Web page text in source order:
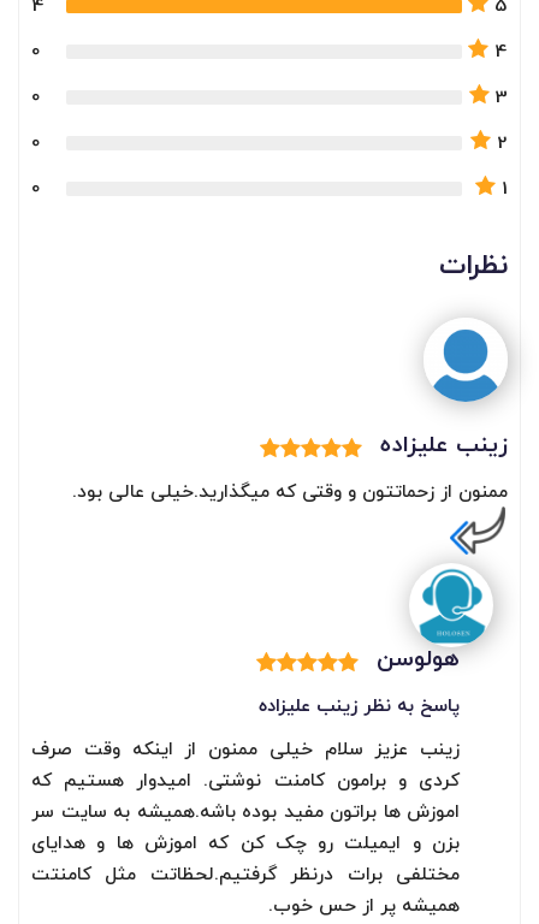
4
0
3
0
2
0
1
0
نظرات
زینب علیزاده
ممنون از زحماتتون و وقتی که میگذارید.خیلی عالی بود.
هولوسن
پاسخ به نظر زینب علیزاده
زینب عزیز سلام خیلی ممنون از اینکه وقت صرف
کردی و برامون کامنت نوشتی. امیدوار هستیم که
اموزش ها براتون مفید بوده باشه.همیشه به سایت سر
بزن و ایمیلت رو چک کن که اموزش ها و هدایای
مختلفی برات درنظر گرفتیم.لحظاتت مثل کامنتت
همیشه پر از حس خوب.